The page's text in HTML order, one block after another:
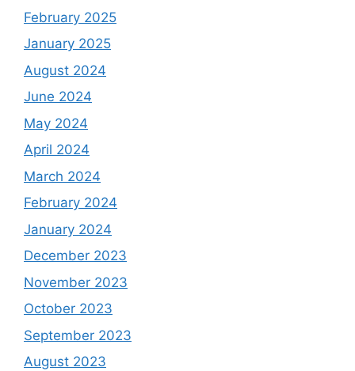
February 2025
January 2025
August 2024
June 2024
May 2024
April 2024
March 2024
February 2024
January 2024
December 2023
November 2023
October 2023
September 2023
August 2023